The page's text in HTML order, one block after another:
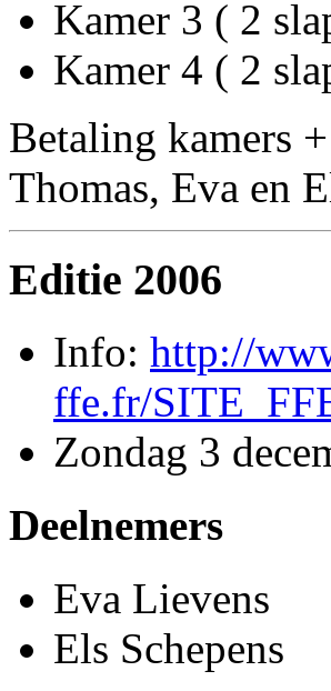
Kamer 3 ( 2
Kamer 4 ( 2
Betaling kamers
Thomas, Eva en
Editie 2006
Info: http://
ffe.fr/
Zondag 3
Deelnemers
Eva Lievens
Els Schepens